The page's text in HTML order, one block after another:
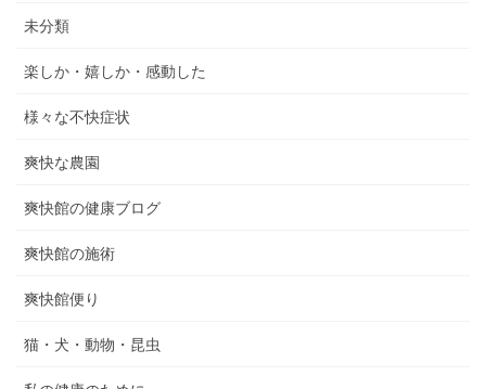
未分類
楽しか・嬉しか・感動した
様々な不快症状
爽快な農園
爽快館の健康ブログ
爽快館の施術
爽快館便り
猫・犬・動物・昆虫